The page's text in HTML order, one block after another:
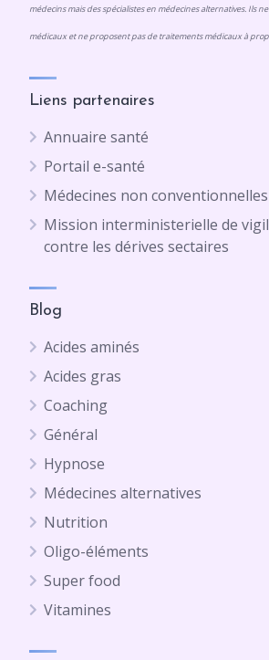
médecins mais des spécialistes en médecines alternatives. Ils
médicaux et ne proposent pas de traitements médicaux à
Liens partenaires
Annuaire santé
Portail e-santé
Médecines non conventionnelles
Mission interministerielle de
contre les dérives sectaires
Blog
Acides aminés
Acides gras
Coaching
Général
Hypnose
Médecines alternatives
Nutrition
Oligo-éléments
Super food
Vitamines